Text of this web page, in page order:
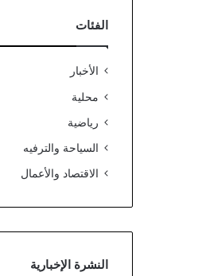
الفئات
الأخبار
محلية
رياضية
السياحة والترفيه
الاقتصاد والأعمال
النشرة الإخبارية